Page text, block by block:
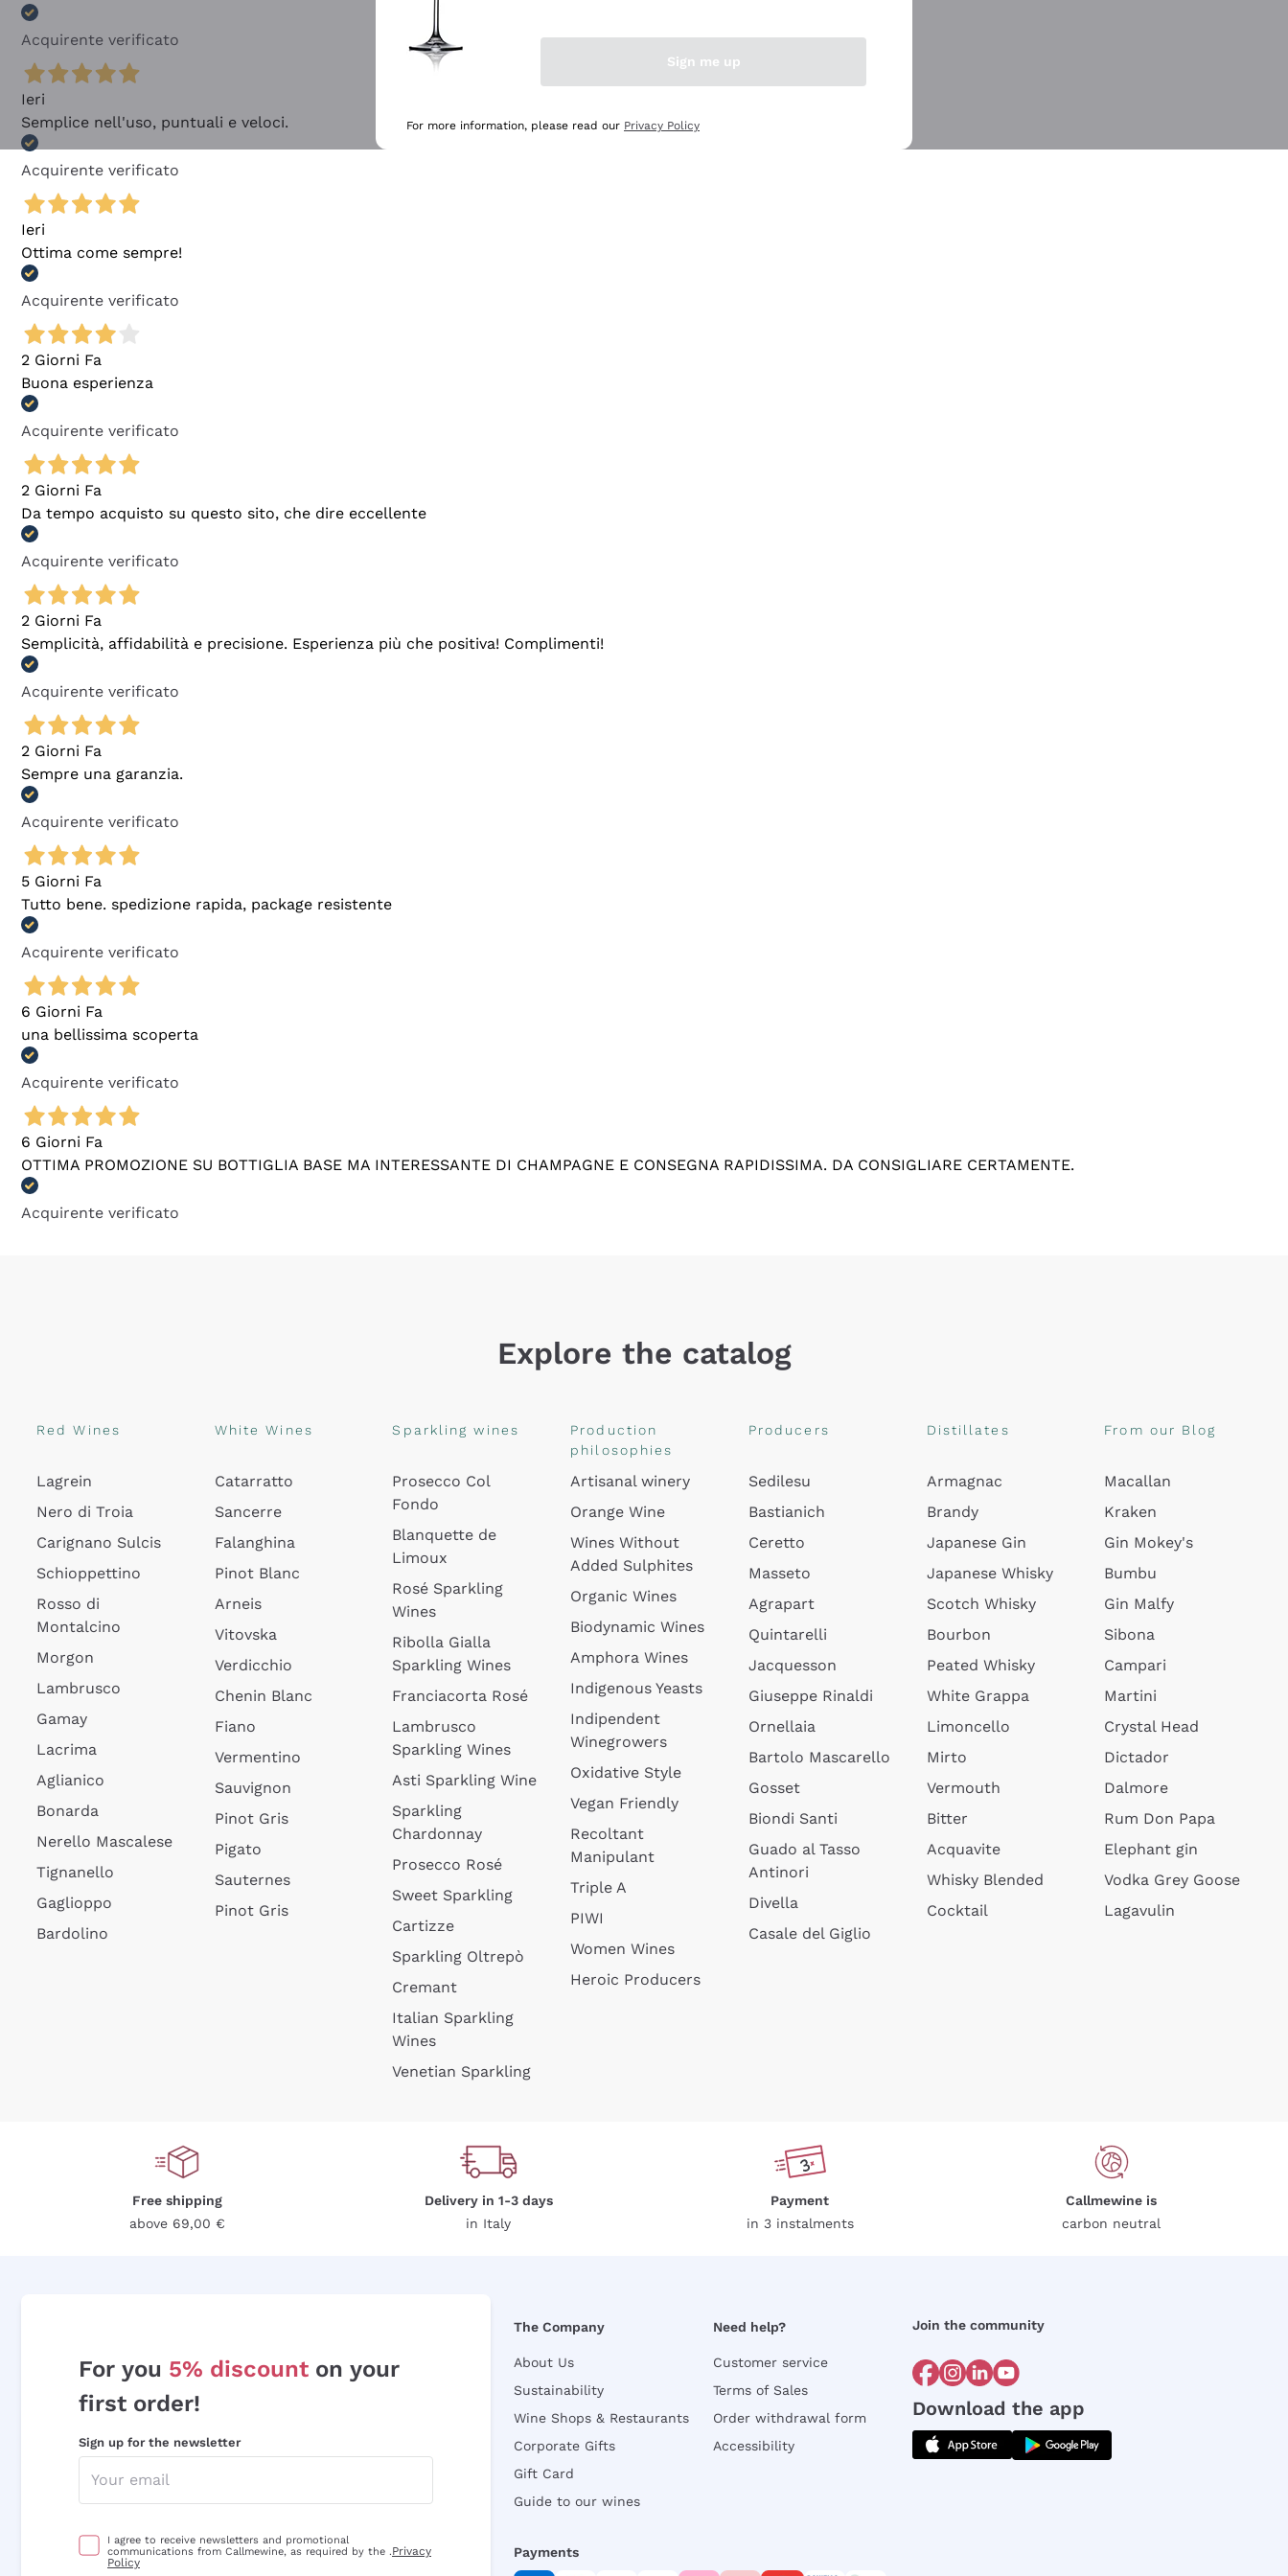
Acquirente verificato
Ieri
Semplice nell'uso, puntuali e veloci.
Acquirente verificato
Ieri
Ottima come sempre!
Acquirente verificato
2 Giorni Fa
Buona esperienza
Acquirente verificato
2 Giorni Fa
Da tempo acquisto su questo sito, che dire eccellente
Acquirente verificato
2 Giorni Fa
Semplicità, affidabilità e precisione. Esperienza più che positiva! Complimenti!
Acquirente verificato
2 Giorni Fa
Sempre una garanzia.
Acquirente verificato
5 Giorni Fa
Tutto bene. spedizione rapida, package resistente
Acquirente verificato
6 Giorni Fa
una bellissima scoperta
Acquirente verificato
6 Giorni Fa
OTTIMA PROMOZIONE SU BOTTIGLIA BASE MA INTERESSANTE DI CHAMPAGNE E CONSEGNA RAPIDISSIMA. DA CONSIGLIARE CERTAMENTE.
Acquirente verificato
Explore the catalog
Red Wines
Lagrein
Nero di Troia
Carignano Sulcis
Schioppettino
Rosso di
Montalcino
Morgon
Lambrusco
Gamay
Lacrima
Aglianico
Bonarda
Nerello Mascalese
Tignanello
Gaglioppo
Bardolino
White Wines
Catarratto
Sancerre
Falanghina
Pinot Blanc
Arneis
Vitovska
Verdicchio
Chenin Blanc
Fiano
Vermentino
Sauvignon
Pinot Gris
Pigato
Sauternes
Pinot Gris
Sparkling wines
Prosecco Col
Fondo
Blanquette de
Limoux
Rosé Sparkling
Wines
Ribolla Gialla
Sparkling Wines
Franciacorta Rosé
Lambrusco
Sparkling Wines
Asti Sparkling Wine
Sparkling
Chardonnay
Prosecco Rosé
Sweet Sparkling
Cartizze
Sparkling Oltrepò
Cremant
Italian Sparkling
Wines
Venetian Sparkling
Production
philosophies
Artisanal winery
Orange Wine
Wines Without
Added Sulphites
Organic Wines
Biodynamic Wines
Amphora Wines
Indigenous Yeasts
Indipendent
Winegrowers
Oxidative Style
Vegan Friendly
Recoltant
Manipulant
Triple A
PIWI
Women Wines
Heroic Producers
Producers
Sedilesu
Bastianich
Ceretto
Masseto
Agrapart
Quintarelli
Jacquesson
Giuseppe Rinaldi
Ornellaia
Bartolo Mascarello
Gosset
Biondi Santi
Guado al Tasso
Antinori
Divella
Casale del Giglio
Distillates
Armagnac
Brandy
Japanese Gin
Japanese Whisky
Scotch Whisky
Bourbon
Peated Whisky
White Grappa
Limoncello
Mirto
Vermouth
Bitter
Acquavite
Whisky Blended
Cocktail
From our Blog
Macallan
Kraken
Gin Mokey's
Bumbu
Gin Malfy
Sibona
Campari
Martini
Crystal Head
Dictador
Dalmore
Rum Don Papa
Elephant gin
Vodka Grey Goose
Lagavulin
Free shipping
above 69,00 €
Delivery in 1-3 days
in Italy
Payment
in 3 instalments
Callmewine is
carbon neutral
For you 5% discount on your
first order!
Sign up for the newsletter
I agree to receive newsletters and promotional
communications from Callmewine, as required by the .Privacy
Policy
The Company
About Us
Sustainability
Wine Shops & Restaurants
Corporate Gifts
Gift Card
Guide to our wines
Need help?
Customer service
Terms of Sales
Order withdrawal form
Accessibility
Join the community
Download the app
Payments
Sign me up
For more information, please read our Privacy Policy